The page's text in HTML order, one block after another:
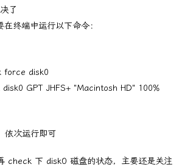
了
终端中运行以下命令：
force disk0
依次运行即可
check 下 disk0 磁盘的状态，主要还是关注